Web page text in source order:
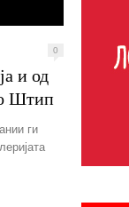
0
и од
Штип
ги